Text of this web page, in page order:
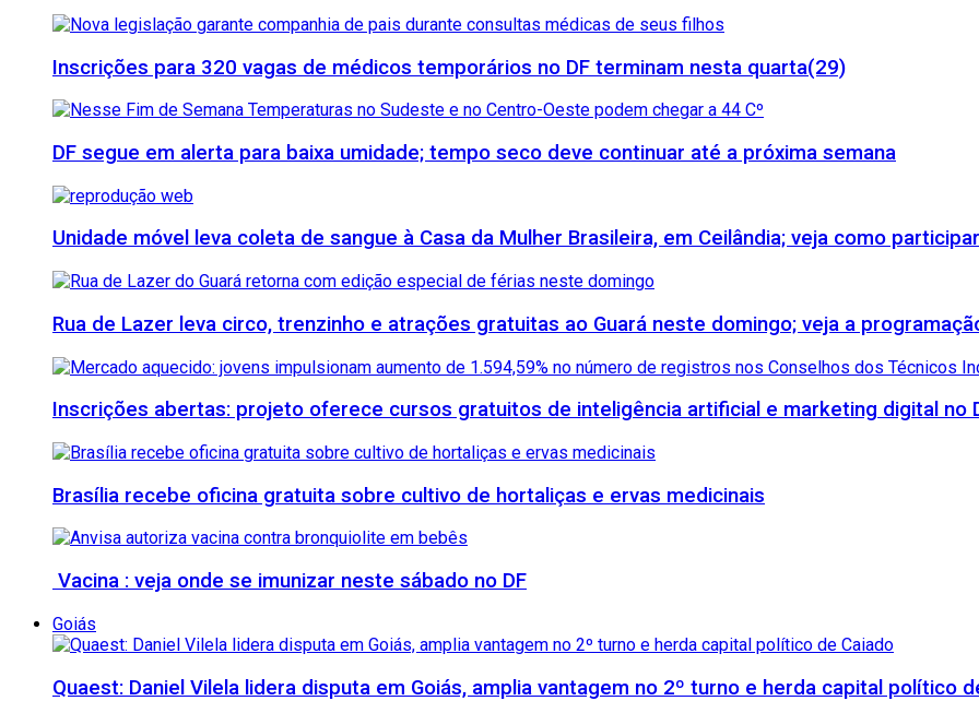
Inscrições para 320 vagas de médicos temporários no DF terminam nesta quarta(29)
DF segue em alerta para baixa umidade; tempo seco deve continuar até a próxima semana
Unidade móvel leva coleta de sangue à Casa da Mulher Brasileira, em Ceilândia; veja como participar
Rua de Lazer leva circo, trenzinho e atrações gratuitas ao Guará neste domingo; veja a
Inscrições abertas: projeto oferece cursos gratuitos de inteligência artificial e marketing digital no
Brasília recebe oficina gratuita sobre cultivo de hortaliças e ervas medicinais
Vacina : veja onde se imunizar neste sábado no DF
Goiás
Quaest: Daniel Vilela lidera disputa em Goiás, amplia vantagem no 2º turno e herda capital político